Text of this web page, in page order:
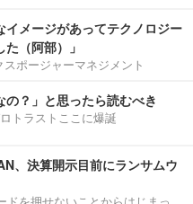
イメージがあってテクノロジー
（阿部）」
ポージャーマネジメント
の？」と思ったら読むべき
トラストここに爆誕
、決算開示目前にランサムウ